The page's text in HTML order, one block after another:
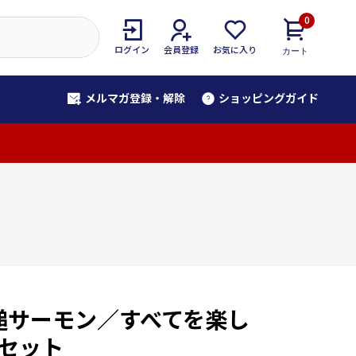
ログイン 会員登録 お気に入り
0
カート
メルマガ登録・解除 ショッピングガイド
ーモン／すべてを楽し
ット